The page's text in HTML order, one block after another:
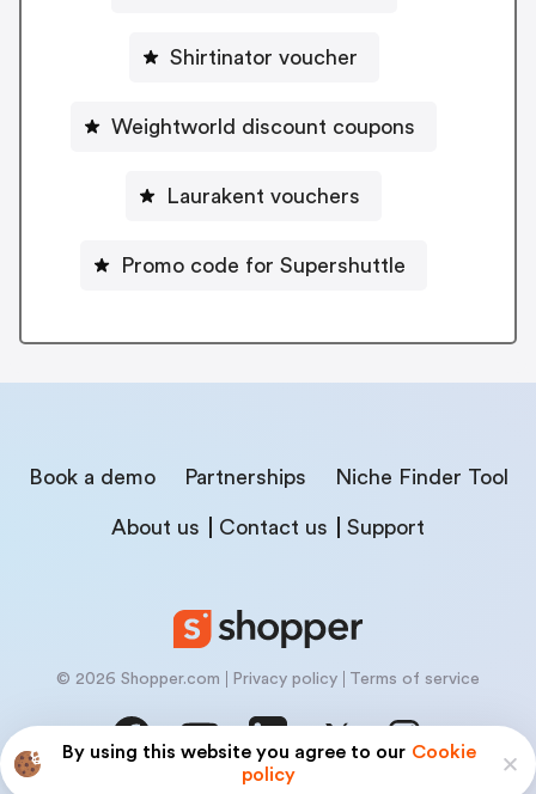
By using this website you agree to our Cookie
policy
Shirtinator voucher
Weightworld discount coupons
Laurakent vouchers
Promo code for Supershuttle
Book a demo Partnerships Niche Finder Tool
About us Contact us Support
© 2026 Shopper.com Privacy policy Terms of service